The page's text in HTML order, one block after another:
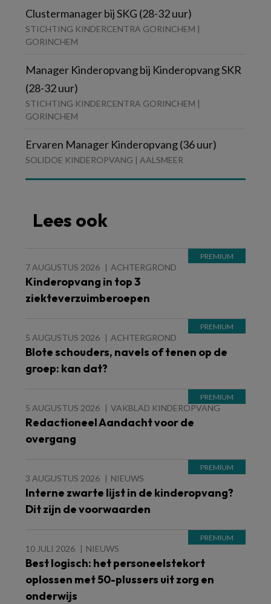
Clustermanager bij SKG (28-32 uur)
STICHTING KINDERCENTRA GORINCHEM |
GORINCHEM
Manager Kinderopvang bij Kinderopvang SKR
(28-32 uur)
STICHTING KINDERCENTRA GORINCHEM |
GORINCHEM
Ervaren Manager Kinderopvang (36 uur)
SOLIDOE KINDEROPVANG | AALSMEER
Lees ook
7 AUGUSTUS 2026 ACHTERGROND
Kinderopvang in top 3
ziekteverzuimberoepen
5 AUGUSTUS 2026 ACHTERGROND
Blote schouders, navels of tenen op de
groep: kan dat?
5 AUGUSTUS 2026 VAKBLAD KINDEROPVANG
Redactioneel Aandacht voor de
overgang
3 AUGUSTUS 2026 NIEUWS
Interne zwarte lijst in de kinderopvang?
Dit zijn de voorwaarden
10 JULI 2026 NIEUWS
Best logisch: het personeelstekort
oplossen met 50-plussers uit zorg en
onderwijs